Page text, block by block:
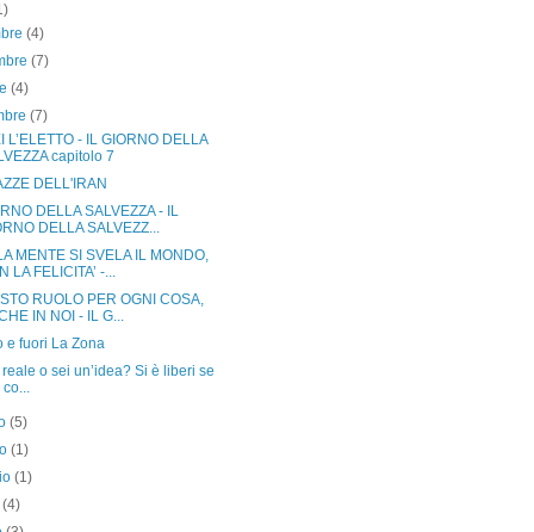
(4)
(7)
(4)
(7)
L’ELETTO - IL GIORNO DELLA
capitolo 7
DELL'IRAN
DELLA SALVEZZA - IL
DELLA SALVEZZ...
MENTE SI SVELA IL MONDO,
LA FELICITA’ -...
RUOLO PER OGNI COSA,
IN NOI - IL G...
e fuori La Zona
o sei un’idea? Si è liberi se
co...
(5)
(1)
(1)
(4)